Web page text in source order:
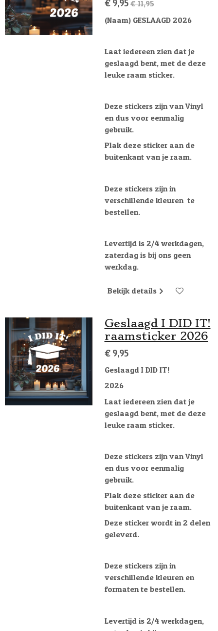
€ 9,95 € 11,95
(Naam) GESLAAGD 2026
Laat iedereen zien dat je
geslaagd bent, met de deze
leuke raam sticker.
Deze stickers zijn van Vinyl
en dus voor eenmalig
gebruik.
Plak deze sticker aan de
buitenkant van je raam.
Deze stickers zijn in
verschillende kleuren te
bestellen.
Levertijd is 2/4 werkdagen,
zaterdag is bij ons geen
werkdag.
Bekijk details
Geslaagd I DID IT!
raamsticker 2026
€ 9,95
Geslaagd I DID IT!
2026
Laat iedereen zien dat je
geslaagd bent, met de deze
leuke raam sticker.
Deze stickers zijn van Vinyl
en dus voor eenmalig
gebruik.
Plak deze sticker aan de
buitenkant van je raam.
Deze sticker wordt in 2 delen
geleverd.
Deze stickers zijn in
verschillende kleuren en
formaten te bestellen.
Levertijd is 2/4 werkdagen,